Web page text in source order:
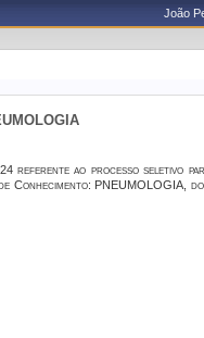
João
referente ao processo seletivo
PNEUMOLOGIA,